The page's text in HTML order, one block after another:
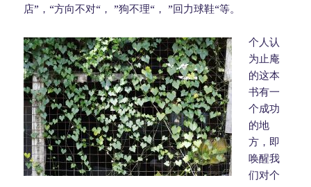
店”，“方向不对“， ”狗不理“， ”回力球鞋“等。
个人认
为止庵
的这本
书有一
个成功
的地
方，即
唤醒我
们对个